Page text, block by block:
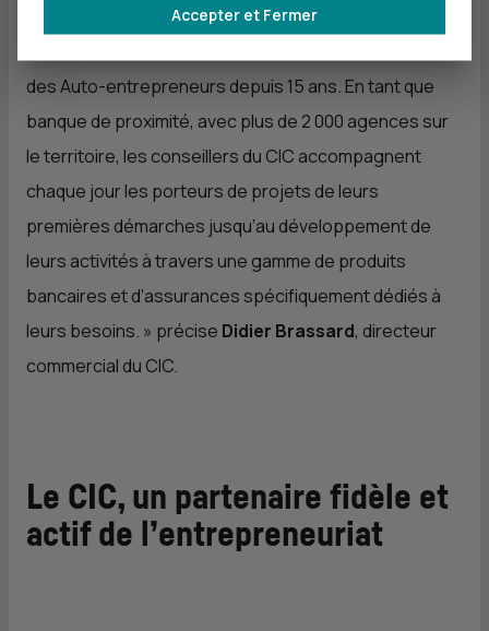
renouvellement de ce partenariat s’inscrit dans la
des Auto-entrepreneurs depuis 15 ans. En tant que
banque de proximité, avec plus de 2 000 agences sur
le territoire, les conseillers du CIC accompagnent
chaque jour les porteurs de projets de leurs
premières démarches jusqu’au développement de
leurs activités à travers une gamme de produits
bancaires et d’assurances spécifiquement dédiés à
leurs besoins. » précise Didier Brassard, directeur
commercial du CIC.
Le CIC, un partenaire fidèle et
actif de l’entrepreneuriat
Accepter et Fermer